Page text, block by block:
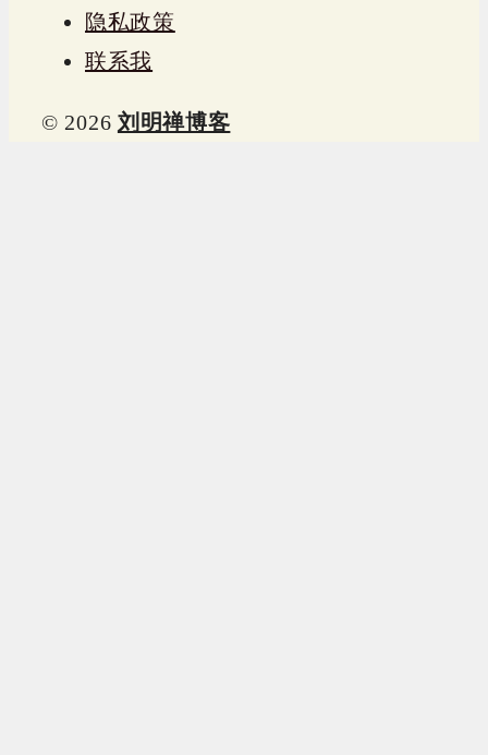
隐私政策
联系我
© 2026 刘明禅博客